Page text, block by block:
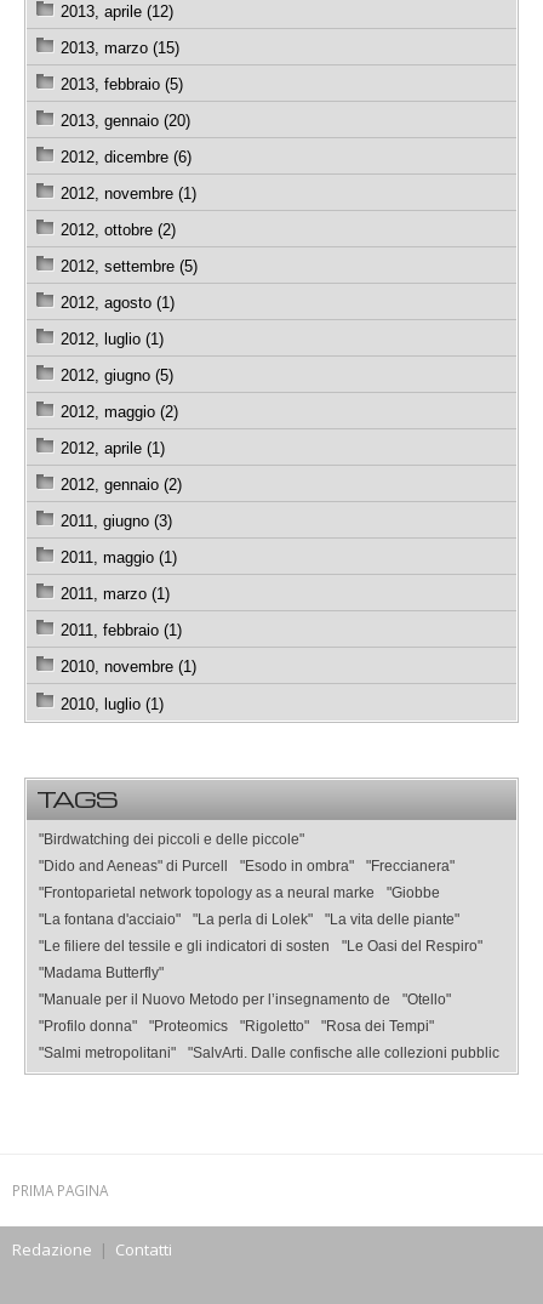
2013, aprile (12)
2013, marzo (15)
2013, febbraio (5)
2013, gennaio (20)
2012, dicembre (6)
2012, novembre (1)
2012, ottobre (2)
2012, settembre (5)
2012, agosto (1)
2012, luglio (1)
2012, giugno (5)
2012, maggio (2)
2012, aprile (1)
2012, gennaio (2)
2011, giugno (3)
2011, maggio (1)
2011, marzo (1)
2011, febbraio (1)
2010, novembre (1)
2010, luglio (1)
TAGS
"Birdwatching dei piccoli e delle piccole"
"Dido and Aeneas" di Purcell
"Esodo in ombra"
"Freccianera"
"Frontoparietal network topology as a neural marke
"Giobbe
"La fontana d'acciaio"
"La perla di Lolek"
"La vita delle piante"
"Le filiere del tessile e gli indicatori di sosten
"Le Oasi del Respiro"
"Madama Butterfly"
"Manuale per il Nuovo Metodo per l’insegnamento de
"Otello"
"Profilo donna"
"Proteomics "Rigoletto"
"Rosa dei Tempi"
"Salmi metropolitani"
"SalvArti. Dalle confische alle collezioni pubblic
PRIMA PAGINA
Redazione | Contatti